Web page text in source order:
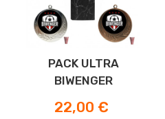
PACK ULTRA
BIWENGER
Preis
22,00 €